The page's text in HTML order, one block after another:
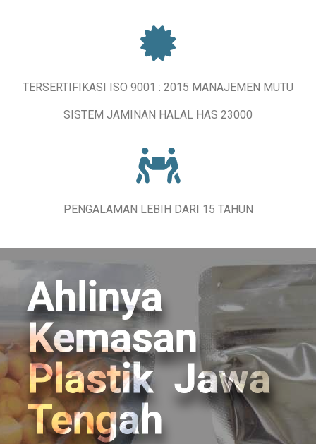
TERSERTIFIKASI ISO 9001 : 2015 MANAJEMEN MUTU
SISTEM JAMINAN HALAL HAS 23000
PENGALAMAN LEBIH DARI 15 TAHUN
Ahlinya
Kemasan
Plastik Jawa
Tengah